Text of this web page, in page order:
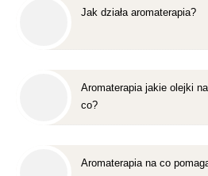
Jak działa aromaterapia?
Aromaterapia jakie olejki na
co?
Aromaterapia na co